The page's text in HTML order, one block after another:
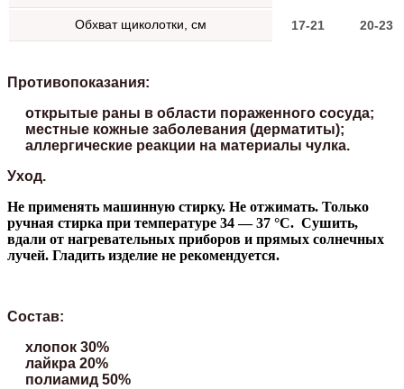
Обхват щиколотки, см 17-21 20-23
Противопоказания:
открытые раны в области пораженного сосуда;
местные кожные заболевания (дерматиты);
аллергические реакции на материалы чулка.
Уход.
Не применять машинную стирку. Не отжимать. Только
ручная стирка при температуре 34 — 37 °C. Сушить,
вдали от нагревательных приборов и прямых солнечных
лучей. Гладить изделие не рекомендуется.
Состав:
хлопок 30%
лайкра 20%
полиамид 50%